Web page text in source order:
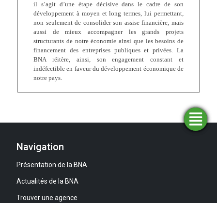
il s’agit d’une étape décisive dans le cadre de son
développement à moyen et long termes, lui permettant,
non seulement de consolider son assise financière, mais
aussi de mieux accompagner les grands projets
structurants de notre économie ainsi que les besoins de
financement des entreprises publiques et privées. La
BNA réitère, ainsi, son engagement constant et
indéfectible en faveur du développement économique de
notre pays.
Navigation
Présentation de la BNA
Actualités de la BNA
Trouver une agence
Trouver
une
agence
Demander
un
financement
Simulateurs
Ouvrir
un
compte